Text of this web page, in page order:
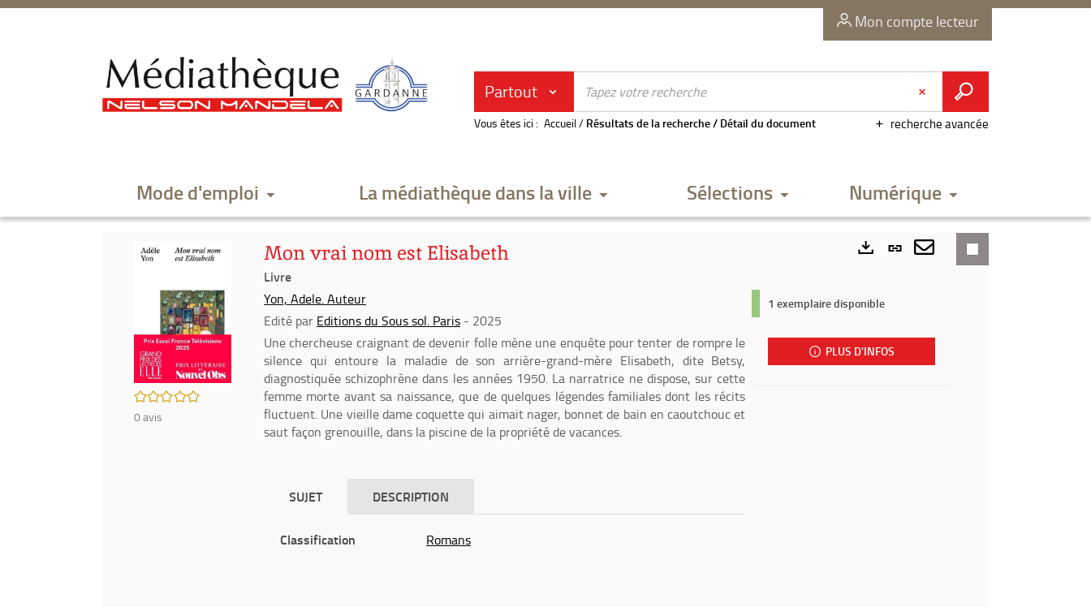
recherche
Mon compte lecteur
Partout
recherche avancée
Vous êtes ici : Accueil/ Résultats de la recherche/ Détail du document
Mode d'emploi La médiathèque dans la ville Sélections Numérique
/5
0avis
Mon vrai nom est Elisabeth
Livre
Yon, Adele. Auteur
Edité par Editions du Sous sol. Paris - 2025
Une chercheuse craignant de devenir folle mène une enquête pour tenter de rompre le
silence qui entoure la maladie de son arrière-grand-mère Elisabeth, dite Betsy,
diagnostiquée schizophrène dans les années 1950. La narratrice ne dispose, sur cette
femme morte avant sa naissance, que de quelques légendes familiales dont les récits
fluctuent. Une vieille dame coquette qui aimait nager, bonnet de bain en caoutchouc et
saut façon grenouille, dans la piscine de la propriété de vacances.
SUJET DESCRIPTION
Classification Romans
Lien
permanent
fenêtre)
Envoyer
mail
1 exemplaire disponible
PLUS D'INFOS